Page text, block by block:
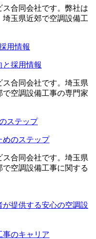
合同会社です。弊社は
玉県近郊で空調設備工
と採用情報
合同会社です。埼玉県
で空調設備工事の専門家
めのステップ
合同会社です。埼玉県
空調設備工事に関する
提供する安心の空調設
事のキャリア